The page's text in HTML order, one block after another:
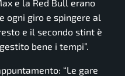
e la Red Bull erano
ogni giro e spingere al
e il secondo stint è
bene i tempi”.
“Le gare